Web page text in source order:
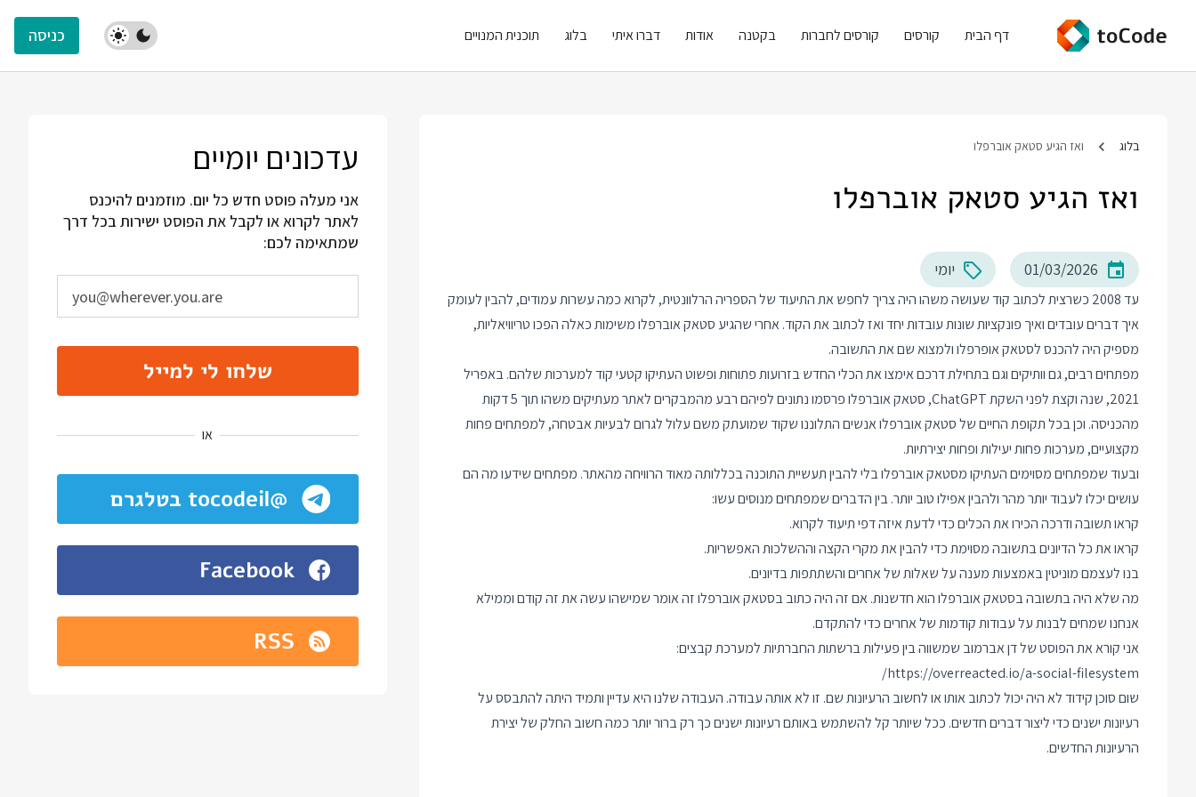
דף הבית קורסים קורסים לחברות בקטנה אודות דברו איתי בלוג תוכנית המנויים כניסה
בלוג ואז הגיע סטאק אוברפלו
ואז הגיע סטאק אוברפלו
01/03/2026 יומי
עד 2008 כשרצית לכתוב קוד שעושה משהו היה צריך לחפש את התיעוד של הספריה הרלוונטית, לקרוא כמה עשרות עמודים, להבין לעומק
איך דברים עובדים ואיך פונקציות שונות עובדות יחד ואז לכתוב את הקוד. אחרי שהגיע סטאק אוברפלו משימות כאלה הפכו טריוויאליות,
מספיק היה להכנס לסטאק אופרפלו ולמצוא שם את התשובה.
מפתחים רבים, גם וותיקים וגם בתחילת דרכם אימצו את הכלי החדש בזרועות פתוחות ופשוט העתיקו קטעי קוד למערכות שלהם. באפריל
2021, שנה וקצת לפני השקת ChatGPT, סטאק אוברפלו פרסמו נתונים לפיהם רבע מהמבקרים לאתר מעתיקים משהו תוך 5 דקות
מהכניסה. וכן בכל תקופת החיים של סטאק אוברפלו אנשים התלוננו שקוד שמועתק משם עלול לגרום לבעיות אבטחה, למפתחים פחות
מקצועיים, מערכות פחות יעילות ופחות יצירתיות.
ובעוד שמפתחים מסוימים העתיקו מסטאק אוברפלו בלי להבין תעשיית התוכנה בכללותה מאוד הרוויחה מהאתר. מפתחים שידעו מה הם
עושים יכלו לעבוד יותר מהר ולהבין אפילו טוב יותר. בין הדברים שמפתחים מנוסים עשו:
קראו תשובה ודרכה הכירו את הכלים כדי לדעת איזה דפי תיעוד לקרוא.
קראו את כל הדיונים בתשובה מסוימת כדי להבין את מקרי הקצה וההשלכות האפשריות.
בנו לעצמם מוניטין באמצעות מענה על שאלות של אחרים והשתתפות בדיונים.
מה שלא היה בתשובה בסטאק אוברפלו הוא חדשנות. אם זה היה כתוב בסטאק אוברפלו זה אומר שמישהו עשה את זה קודם וממילא
אנחנו שמחים לבנות על עבודות קודמות של אחרים כדי להתקדם.
אני קורא את הפוסט של דן אברמוב שמשווה בין פעילות ברשתות החברתיות למערכת קבצים:
https://overreacted.io/a-social-filesystem/
שום סוכן קידוד לא היה יכול לכתוב אותו או לחשוב הרעיונות שם. זו לא אותה עבודה. העבודה שלנו היא עדיין ותמיד היתה להתבסס על
רעיונות ישנים כדי ליצור דברים חדשים. ככל שיותר קל להשתמש באותם רעיונות ישנים כך רק ברור יותר כמה חשוב החלק של יצירת
הרעיונות החדשים.
עדכונים יומיים
אני מעלה פוסט חדש כל יום. מוזמנים להיכנס
לאתר לקרוא או לקבל את הפוסט ישירות בכל דרך
שמתאימה לכם:
שלחו לי למייל
או
@tocodeil בטלגרם
Facebook
RSS